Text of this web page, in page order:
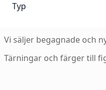
Typ
Vi säljer begagnade och
Tärningar och färger till